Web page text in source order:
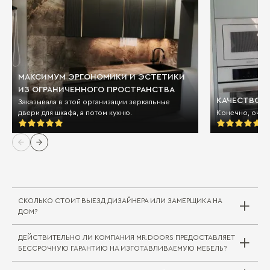
МАКСИМУМ ЭРГОНОМИКИ И ЭСТЕТИКИ
ИЗ ОГРАНИЧЕННОГО ПРОСТРАНСТВА
Заказывала в этой организации зеркальные
двери для шкафа, а потом кухню.
КАЧЕСТВО
Конечно,
СКОЛЬКО СТОИТ ВЫЕЗД ДИЗАЙНЕРА ИЛИ ЗАМЕРЩИКА НА
ДОМ?
Выезд дизайнера/замерщика в компании
требуется выехать на отдаленное расстояние
ДЕЙСТВИТЕЛЬНО ЛИ КОМПАНИЯ MR.DOORS ПРЕДОСТАВЛЯЕТ
БЕССРОЧНУЮ ГАРАНТИЮ НА ИЗГОТАВЛИВАЕМУЮ МЕБЕЛЬ?